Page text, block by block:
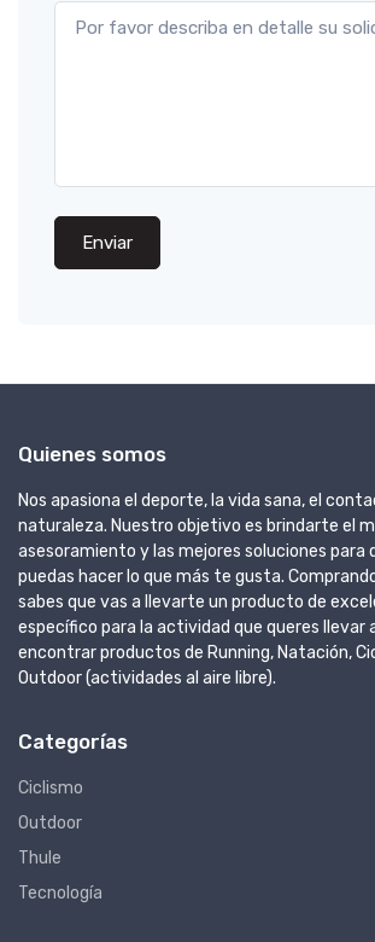
Enviar
Quienes somos
Nos apasiona el deporte, la vida sana, el
naturaleza. Nuestro objetivo es brindarte el
asesoramiento y las mejores soluciones para
puedas hacer lo que más te gusta.
sabes que vas a llevarte un producto de
específico para la actividad que queres llevar
encontrar productos de Running, Natación,
Outdoor (actividades al aire libre).
Categorías
Ciclismo
Outdoor
Thule
Tecnología